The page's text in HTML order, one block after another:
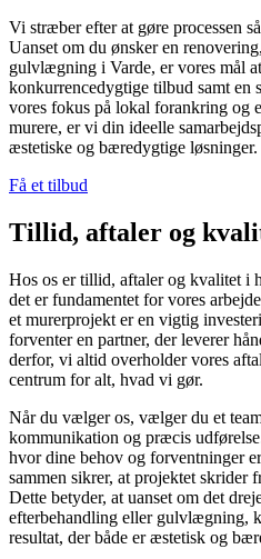
Vi stræber efter at gøre processen
Uanset om du ønsker en
gulvlægning i Varde, er vores mål
konkurrencedygtige tilbud samt en
vores fokus på lokal forankring og
murere, er vi din ideelle
æstetiske og bæredygtige løsninger.
Få et tilbud
Tillid, aftaler og
Hos os er tillid, aftaler og kvalitet i
det er fundamentet for vores
et murerprojekt er en vigtig
forventer en partner, der leverer
derfor, vi altid overholder vores
centrum for alt, hvad vi gør.
Når du vælger os, vælger du et
kommunikation og præcis
hvor dine behov og forventninger
sammen sikrer, at projektet skrider
Dette betyder, at uanset om det
efterbehandling eller gulvlægning,
resultat, der både er æstetisk og